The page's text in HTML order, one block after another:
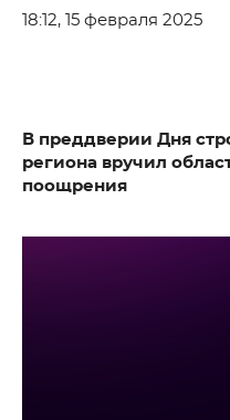
18:12, 15 февраля 2025
В преддверии Дня
региона вручил
поощрения